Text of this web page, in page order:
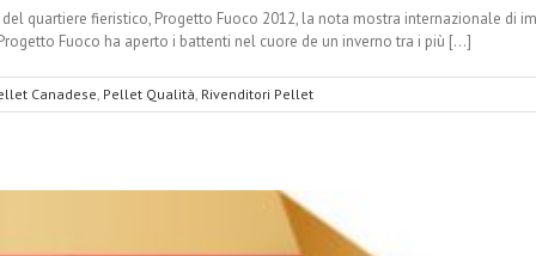
quartiere fieristico, Progetto Fuoco 2012, la nota mostra internazionale di
Fuoco ha aperto i battenti nel cuore de un inverno tra i più [...]
Canadese, Pellet Qualità, Rivenditori Pellet